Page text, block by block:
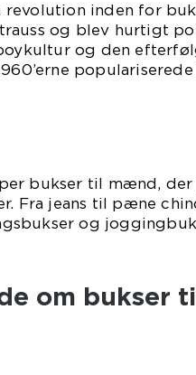
revolution inden for
og blev hurtigt
og den
populariserede
bukser til mænd, der
Fra jeans til pæne
og
om bukser